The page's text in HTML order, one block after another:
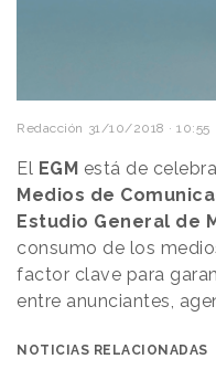
Redacción 31/10/2018 · 10:55
El EGM está de
Medios de
Estudio General de
consumo de los
factor clave para
entre anunciantes,
NOTICIAS RELACIONADAS